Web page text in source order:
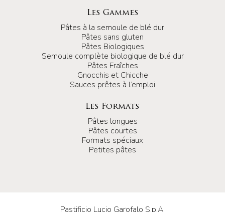
Les Gammes
Pâtes à la semoule de blé dur
Pâtes sans gluten
Pâtes Biologiques
Semoule complète biologique de blé dur
Pâtes Fraîches
Gnocchis et Chicche
Sauces prêtes à l’emploi
Les Formats
Pâtes longues
Pâtes courtes
Formats spéciaux
Petites pâtes
Pastificio Lucio Garofalo S.p.A.